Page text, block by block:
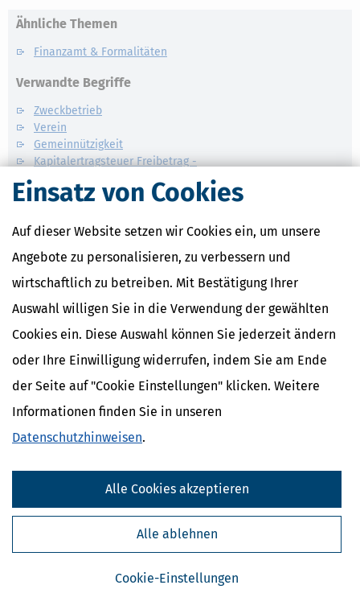
Einsatz von Cookies
Auf dieser Website setzen wir Cookies ein, um unsere
Angebote zu personalisieren, zu verbessern und
wirtschaftlich zu betreiben. Mit Bestätigung Ihrer
Auswahl willigen Sie in die Verwendung der gewählten
Cookies ein. Diese Auswahl können Sie jederzeit ändern
oder Ihre Einwilligung widerrufen, indem Sie am Ende
der Seite auf "Cookie Einstellungen" klicken. Weitere
Informationen finden Sie in unseren
Datenschutzhinweisen.
Cookie-Einstellungen
Alle ablehnen
Alle Cookies akzeptieren
Ähnliche Themen
Finanzamt & Formalitäten
Verwandte Begriffe
Zweckbetrieb
Verein
Gemeinnützigkeit
Kapitalertragsteuer Freibetrag -
Definition und Erklärung
CO2-Steuer - Was ist das?
Steuertipps Selbstständige
habe ich gelesen.
Meine Einwilligung kann ich jederzeit durch